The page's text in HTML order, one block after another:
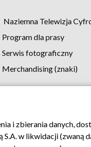
Naziemna Telewizja
Program dla prasy
Serwis fotograficzny
Merchandising (znaki)
Biuro reklamy
i zbierania danych,
w likwidacji (zwaną